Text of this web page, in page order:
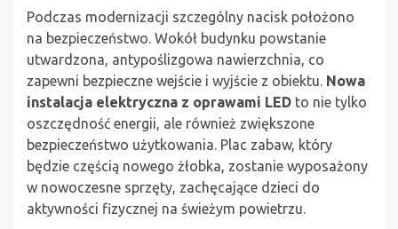
Podczas modernizacji szczególny nacisk położono
na bezpieczeństwo. Wokół budynku powstanie
utwardzona, antypoślizgowa nawierzchnia, co
zapewni bezpieczne wejście i wyjście z obiektu. Nowa
instalacja elektryczna z oprawami LED to nie tylko
oszczędność energii, ale również zwiększone
bezpieczeństwo użytkowania. Plac zabaw, który
będzie częścią nowego żłobka, zostanie wyposażony
w nowoczesne sprzęty, zachęcające dzieci do
aktywności fizycznej na świeżym powietrzu.